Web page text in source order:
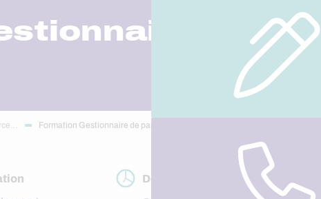
de paie
Formation Gestionnaire de paie
Début de la formation